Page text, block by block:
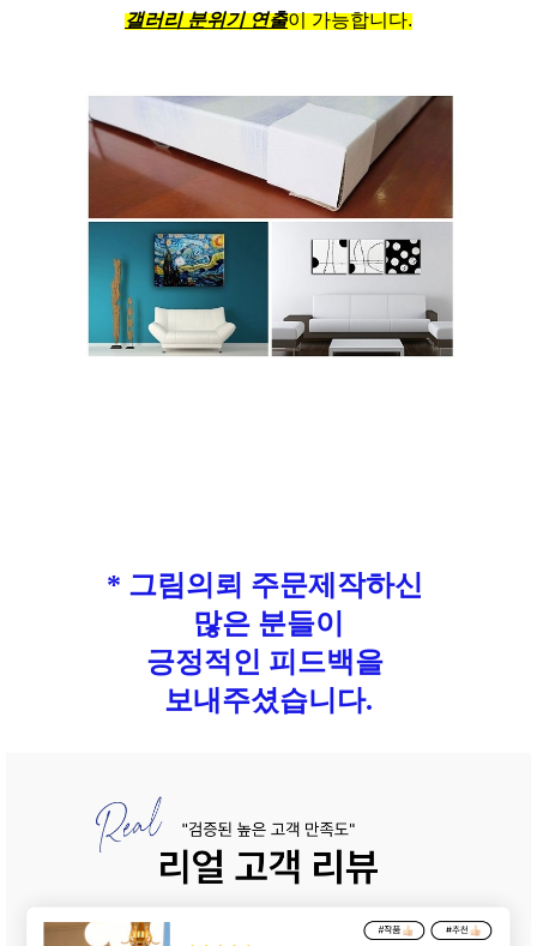
갤러리 분위기 연출이 가능합니다.
* 그림의뢰 주문제작하신
많은 분들이
긍정적인 피드백을
보내주셨습니다.